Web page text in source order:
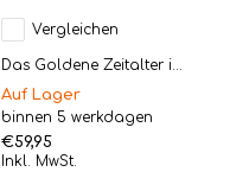
Vergleichen
Das Goldene Zeitalter i...
Auf Lager
binnen 5 werkdagen
€59,95
Inkl. MwSt.